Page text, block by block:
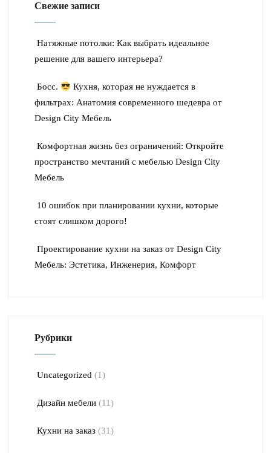
Свежие записи
Натяжные потолки: Как выбрать идеальное
решение для вашего интерьера?
Босс.
Кухня, которая не нуждается в
фильтрах: Анатомия современного шедевра от
Design City Мебель
Комфортная жизнь без ограничений: Откройте
пространство мечтаний с мебелью Design City
Мебель
10 ошибок при планировании кухни, которые
стоят слишком дорого!
Проектирование кухни на заказ от Design City
Мебель: Эстетика, Инженерия, Комфорт
Рубрики
Uncategorized (1)
Дизайн мебели(11)
Кухни на заказ(31)